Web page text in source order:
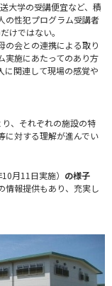
大学の受講便宜など、積
の性犯プログラム受講者
けではない。
の会との連携による取り
実施にあたってのあり方
に関連して現場の感覚や
、それぞれの施設の特
に対する理解が進んでい
10月11日実施） の様子
情報提供もあり、充実し